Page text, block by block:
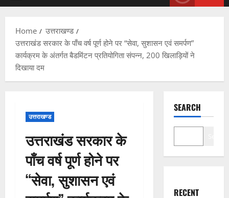
Home
उत्तराखण्ड
उत्तराखंड सरकार के पाँच वर्ष पूर्ण होने पर “सेवा, सुशासन एवं समर्पण”
कार्यक्रम के अंतर्गत बैडमिंटन प्रतियोगिता संपन्न, 200 खिलाड़ियों ने
दिखाया दम
उत्तराखण्ड
उत्तराखंड सरकार के
पाँच वर्ष पूर्ण होने पर
“सेवा, सुशासन एवं
SEARCH
RECENT